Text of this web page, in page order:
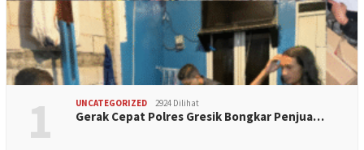
1 UNCATEGORIZED 2924 Dilihat
Gerak Cepat Polres Gresik Bongkar Penjua…